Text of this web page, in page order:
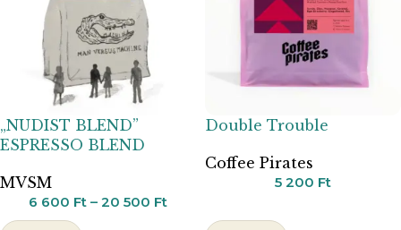
„NUDIST BLEND”
ESPRESSO BLEND
MVSM
6 600 Ft – 20 500 Ft
Double Trouble
Coffee Pirates
5 200 Ft